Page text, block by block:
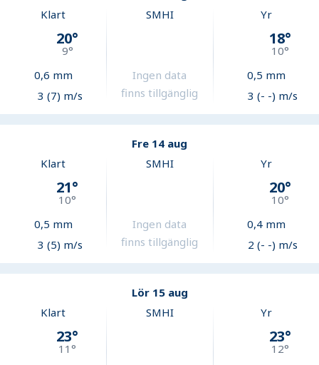
Klart
20°
9°
0,6 mm
3 (7) m/s
SMHI
Ingen data
finns tillgänglig
Yr
18°
10°
0,5 mm
3 (- -) m/s
Fre 14 aug
Klart
21°
10°
0,5 mm
3 (5) m/s
SMHI
Ingen data
finns tillgänglig
Yr
20°
10°
0,4mm
2 (- -) m/s
Lör 15 aug
Klart
23°
11°
SMHI Yr
23°
12°